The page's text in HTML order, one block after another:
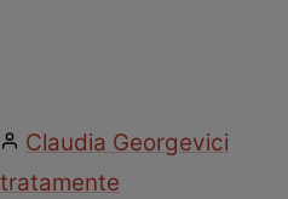
Claudia Georgevici
tratamente